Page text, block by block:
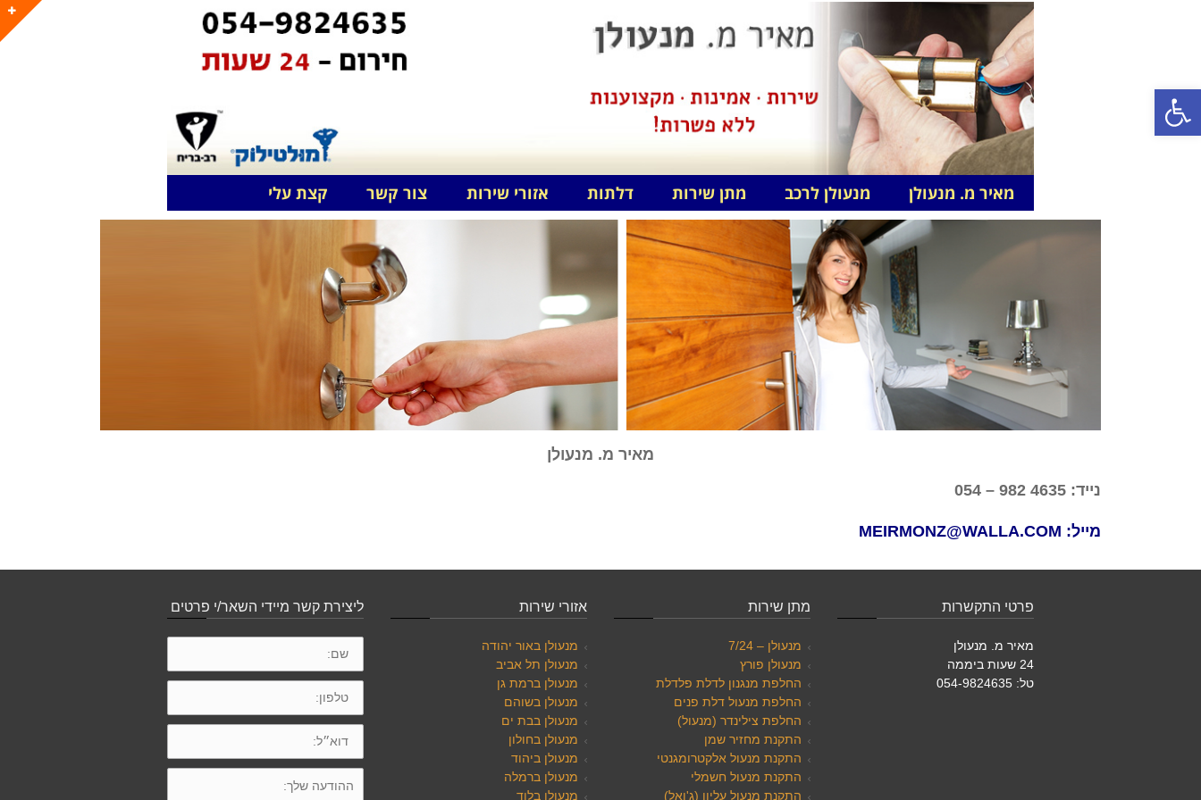
פתח סרגל נגישות
מאיר מ. מנעולן מנעולן לרכב מתן שירות דלתות אזורי שירות צור קשר קצת עלי
מאיר מ. מנעולן
נייד:
מייל: MEIRMONZ@WALLA.COM
פרטי התקשרות
מאיר מ. מנעולן
24 שעות ביממה
טל: 054-9824635
מתן שירות
מנעולן – 7/24
מנעולן פורץ
החלפת מנגנון לדלת פלדלת
החלפת מנעול דלת פנים
החלפת צילינדר (מנעול)
התקנת מחזיר שמן
התקנת מנעול אלקטרומגנטי
התקנת מנעול חשמלי
התקנת מנעול עליון (ג'ואל)
אזורי שירות
מנעולן באור יהודה
מנעולן תל אביב
מנעולן ברמת גן
מנעולן בשוהם
מנעולן בבת ים
מנעולן בחולון
מנעולן ביהוד
מנעולן ברמלה
מנעולן בלוד
ליצירת קשר מיידי השאר/י פרטים
שם:
טלפון:
דוא״ל:
ההודעה
שלך: